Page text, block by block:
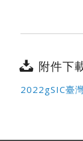
附件下
2022gSIC臺